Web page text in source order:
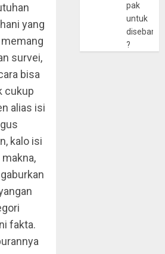
yang
survei,
bisa
cukup
alias isi
kalo isi
fakta.
pak
untuk
?